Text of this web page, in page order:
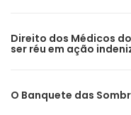
Direito dos Médicos
ser réu em ação
O Banquete das